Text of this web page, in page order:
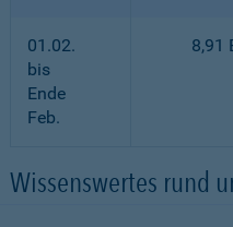
01.02.
bis
Ende
Feb.
8,91
Wissenswertes rund